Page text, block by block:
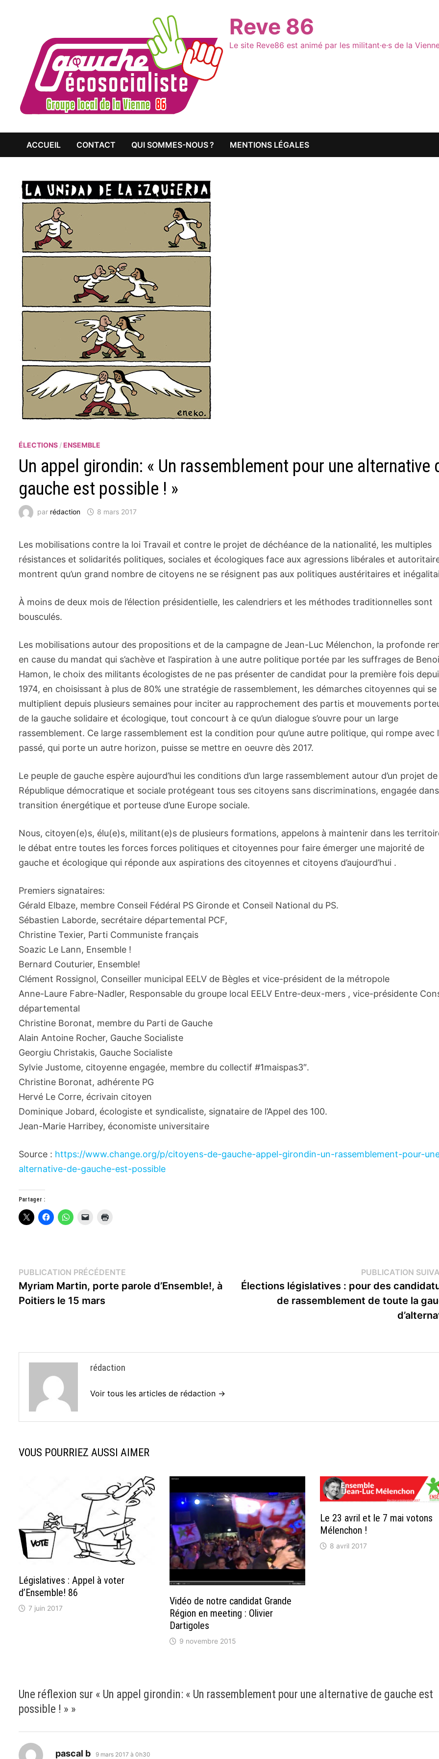
Reve 86
Le site Reve86 est animé par les militant·e·s de la
ACCUEIL CONTACT QUI SOMMES-NOUS ? MENTIONS LÉGALES
ÉLECTIONS / ENSEMBLE
Un appel girondin: « Un rassemblement pour une alternative
gauche est possible ! »
par rédaction 8 mars 2017
Les mobilisations contre la loi Travail et contre le projet de déchéance de la nationalité, les multiples
résistances et solidarités politiques, sociales et écologiques face aux agressions libérales et
montrent qu’un grand nombre de citoyens ne se résignent pas aux politiques austéritaires et
À moins de deux mois de l’élection présidentielle, les calendriers et les méthodes traditionnelles sont
bousculés.
Les mobilisations autour des propositions et de la campagne de Jean-Luc Mélenchon, la profonde
en cause du mandat qui s’achève et l’aspiration à une autre politique portée par les suffrages de
Hamon, le choix des militants écologistes de ne pas présenter de candidat pour la première fois
1974, en choisissant à plus de 80% une stratégie de rassemblement, les démarches citoyennes qui se
multiplient depuis plusieurs semaines pour inciter au rapprochement des partis et mouvements
de la gauche solidaire et écologique, tout concourt à ce qu’un dialogue s’ouvre pour un large
rassemblement. Ce large rassemblement est la condition pour qu’une autre politique, qui rompe avec
passé, qui porte un autre horizon, puisse se mettre en oeuvre dès 2017.
Le peuple de gauche espère aujourd’hui les conditions d’un large rassemblement autour d’un projet de
République démocratique et sociale protégeant tous ses citoyens sans discriminations, engagée
transition énergétique et porteuse d’une Europe sociale.
Nous, citoyen(e)s, élu(e)s, militant(e)s de plusieurs formations, appelons à maintenir dans les
le débat entre toutes les forces forces politiques et citoyennes pour faire émerger une majorité de
gauche et écologique qui réponde aux aspirations des citoyennes et citoyens d’aujourd’hui .
Premiers signataires:
Gérald Elbaze, membre Conseil Fédéral PS Gironde et Conseil National du PS.
Sébastien Laborde, secrétaire départemental PCF,
Christine Texier, Parti Communiste français
Soazic Le Lann, Ensemble !
Bernard Couturier, Ensemble!
Clément Rossignol, Conseiller municipal EELV de Bègles et vice-président de la métropole
Anne-Laure Fabre-Nadler, Responsable du groupe local EELV Entre-deux-mers , vice-présidente
départemental
Christine Boronat, membre du Parti de Gauche
Alain Antoine Rocher, Gauche Socialiste
Georgiu Christakis, Gauche Socialiste
Sylvie Justome, citoyenne engagée, membre du collectif #1maispas3″.
Christine Boronat, adhérente PG
Hervé Le Corre, écrivain citoyen
Dominique Jobard, écologiste et syndicaliste, signataire de l’Appel des 100.
Jean-Marie Harribey, économiste universitaire
Source : https://www.change.org/p/citoyens-de-gauche-appel-girondin-un-rassemblement-pour-
alternative-de-gauche-est-possible
Partager :
Navigation
de
PUBLICATION PRÉCÉDENTE
précédente :
Myriam Martin, porte parole d’Ensemble!, à
Poitiers le 15 mars
PUBLICATION
Élections législatives : pour des
de rassemblement de toute la
rédaction
Voir tous les articles de rédaction →
VOUS POURRIEZ AUSSI AIMER
Législatives : Appel à voter
d’Ensemble! 86
7 juin 2017
Vidéo de notre candidat Grande
Région en meeting : Olivier
Dartigoles
9 novembre 2015
Le 23 avril et le 7 mai votons
Mélenchon !
8 avril 2017
Une réflexion sur « Un appel girondin: « Un rassemblement pour une alternative de gauche est
possible ! » »
pascal b dit :
9 mars 2017 à 0h30